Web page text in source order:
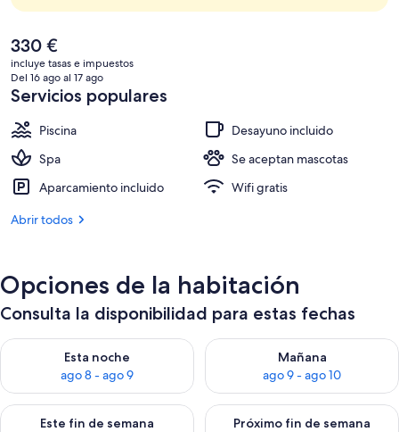
El
precio
actual
es
de
330 €
330 €
incluye tasas e impuestos
Del 16 ago al 17 ago
Servicios populares
Piscina
Desayuno incluido
Spa
Se aceptan mascotas
Aparcamiento incluido
Wifi gratis
Abrir todos
Opciones de la habitación
Consulta la disponibilidad para estas fechas
Esta noche
ago 8 - ago 9
Consulta la disponibilidad para esta noche, ago 8 - ago 9
Mañana
ago 9 - ago 10
Consulta la disponibilidad
Este fin de semana
Consulta la disponibilidad para este fin de semana, ago 14 -
Próximo fin de semana
Consulta la disponibilidad